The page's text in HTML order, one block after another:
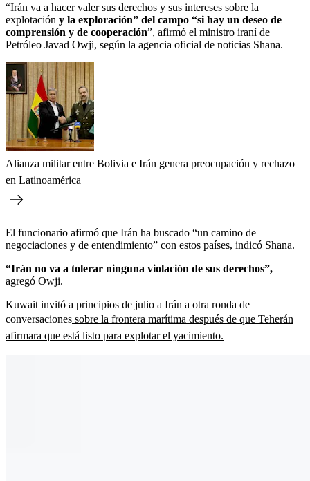
“Irán va a hacer valer sus derechos y sus intereses sobre la
explotación y la exploración” del campo “si hay un deseo de
comprensión y de cooperación”, afirmó el ministro iraní de
Petróleo Javad Owji, según la agencia oficial de noticias Shana.
Alianza militar entre Bolivia e Irán genera preocupación y rechazo
en Latinoamérica
El funcionario afirmó que Irán ha buscado “un camino de
negociaciones y de entendimiento” con estos países, indicó Shana.
“Irán no va a tolerar ninguna violación de sus derechos”,
agregó Owji.
Kuwait invitó a principios de julio a Irán a otra ronda de
conversaciones sobre la frontera marítima después de que Teherán
afirmara que está listo para explotar el yacimiento.